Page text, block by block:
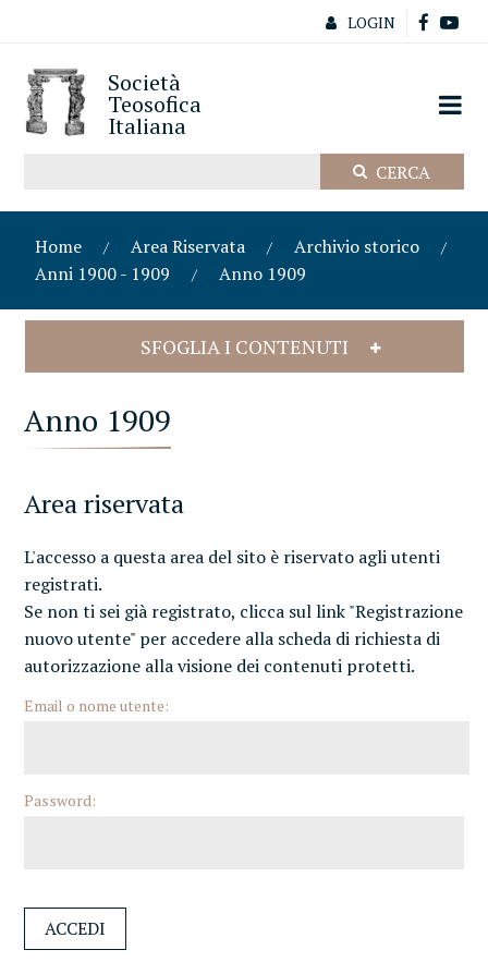
LOGIN
Società
Teosofica
Italiana
Home Area Riservata
Archivio storico
Anni 1900 - 1909
Anno 1909
SFOGLIA I CONTENUTI
Anno 1909
Area riservata
L'accesso a questa area del sito è riservato agli utenti
registrati.
Se non ti sei già registrato, clicca sul link "Registrazione
nuovo utente" per accedere alla scheda di richiesta di
autorizzazione alla visione dei contenuti protetti.
Email o nome utente:
Password: